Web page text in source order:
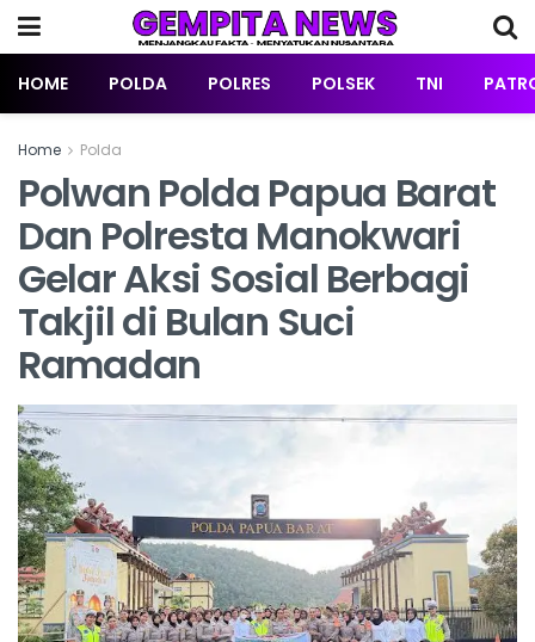
HOME POLDA POLRES POLSEK TNI
Home Polda
Polwan Polda Papua Barat
Dan Polresta Manokwari
Gelar Aksi Sosial Berbagi
Takjil di Bulan Suci
Ramadan